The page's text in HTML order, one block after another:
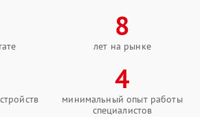
8
лет на рынке
4
минимальный опыт работы
специалистов